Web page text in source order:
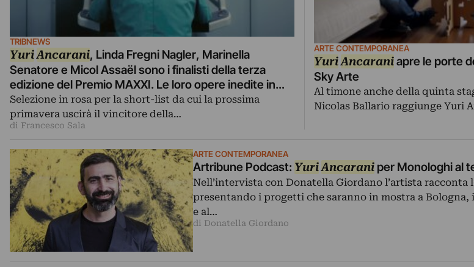
TRIBNEWS
YuriAncarani, Linda Fregni Nagler, Marinella
Senatore e Micol Assaël sono i finalisti della terza
edizione del Premio MAXXI. Le loro opere inedite in
mostra a primavera nel museo romano, che acquisirà
quella vincente
Selezione in rosa per la short-list da cui la prossima
primavera uscirà il vincitore della…
di Francesco Sala
ARTE CONTEMPORANEA
YuriAncaraniapre le porte
Sky Arte
Al timone anche della quinta
Nicolas Ballario raggiunge Yuri
ARTE CONTEMPORANEA
Artribune Podcast: YuriAncarani per Monologhi al
Nell’intervista con Donatella Giordano l’artista racconta
presentando i progetti che saranno in mostra a Bologna,
e al…
di Donatella Giordano